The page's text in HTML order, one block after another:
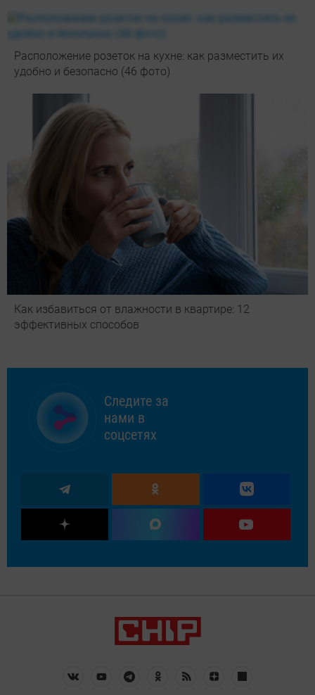
Расположение розеток на кухне: как разместить их
удобно и безопасно (46 фото)
Как избавиться от влажности в квартире: 12
эффективных способов
Следите за
нами в
соцсетях